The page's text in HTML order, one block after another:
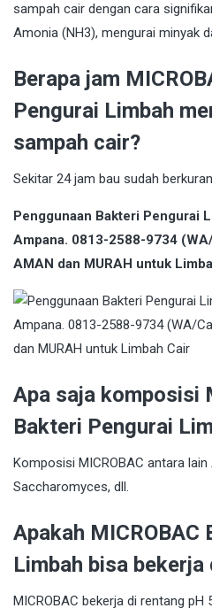
sampah cair dengan cara
Amonia (NH3), mengurai minyak
Berapa jam
Pengurai Limbah
sampah cair?
Sekitar 24 jam bau sudah
Penggunaan Bakteri Pengurai
Ampana. 0813-2588-9734
AMAN dan MURAH untuk
Apa saja komposisi
Bakteri Pengurai
Komposisi MICROBAC antara
Saccharomyces, dll.
Apakah MICROBAC
Limbah bisa bekerja
MICROBAC bekerja di rentang pH